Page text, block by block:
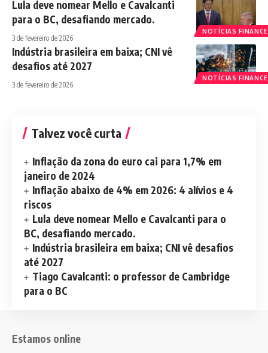
NOTÍCIAS
Lula deve nomear Mello e Cavalcanti
para o BC, desafiando mercado.
3 de fevereiro de 2026
NOTÍCIAS
Indústria brasileira em baixa; CNI vê
desafios até 2027
3 de fevereiro de 2026
Talvez você curta
Inflação da zona do euro cai para 1,7% em
janeiro de 2024
Inflação abaixo de 4% em 2026: 4 alívios e 4
riscos
Lula deve nomear Mello e Cavalcanti para o
BC, desafiando mercado.
Indústria brasileira em baixa; CNI vê desafios
até 2027
Tiago Cavalcanti: o professor de Cambridge
para o BC
Estamos online